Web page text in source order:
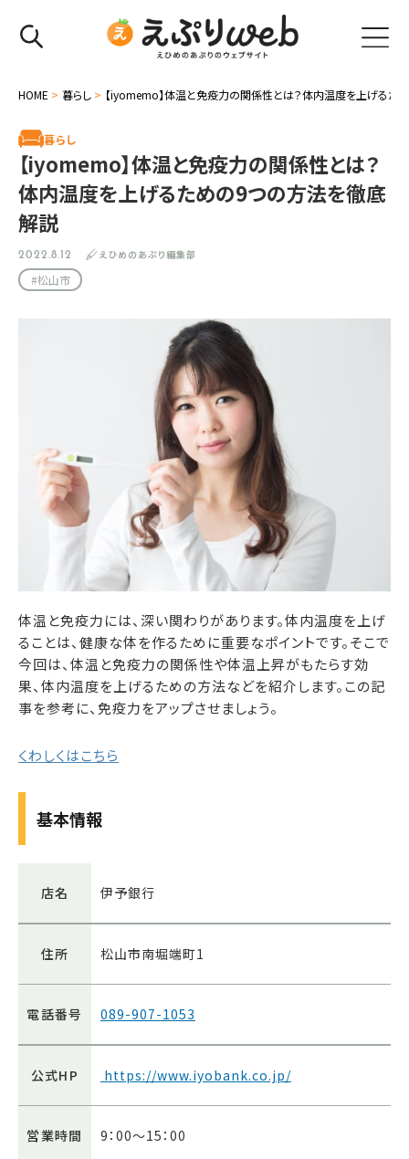
HOME > 暮らし > 【iyomemo】体温と免疫力の関係性とは？体内温度を上げるた
暮らし
【iyomemo】体温と免疫力の関係性とは？
体内温度を上げるための9つの方法を徹底
解説
2022.8.12 えひめのあぷり編集部
#松山市
体温と免疫力には、深い関わりがあります。体内温度を上げ
ることは、健康な体を作るために重要なポイントです。そこで
今回は、体温と免疫力の関係性や体温上昇がもたらす効
果、体内温度を上げるための方法などを紹介します。この記
事を参考に、免疫力をアップさせましょう。
くわしくはこちら
基本情報
店名 伊予銀行
住所 松山市南堀端町1
電話番号 089-907-1053
公式HP https://www.iyobank.co.jp/
営業時間 9：00～15：00